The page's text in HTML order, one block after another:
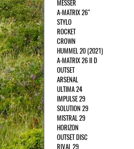
MESSER
A-MATRIX 26"
STYLO
ROCKET
CROWN
HUMMEL 20 (2021)
A-MATRIX 26 II D
OUTSET
ARSENAL
ULTIMA 24
IMPULSE 29
SOLUTION 29
MISTRAL 29
HORIZON
OUTSET DISC
RIVAL 29